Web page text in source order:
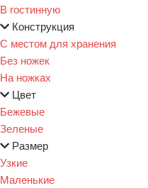
В гостинную
Конструкция
С местом для хранения
Без ножек
На ножках
Цвет
Бежевые
Зеленые
Размер
Узкие
Маленькие